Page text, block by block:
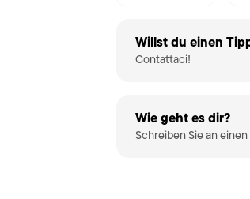
Willst du einen
Contattaci!
Wie geht es dir?
Schreiben Sie an